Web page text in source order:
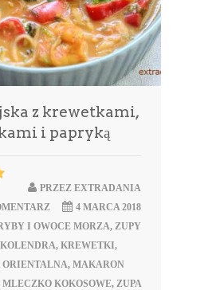
z krewetkami,
i papryką
PRZEZ EXTRADANIA
4 MARCA 2018
I OWOCE MORZA, ZUPY
KOLENDRA, KREWETKI,
, MAKARON
MLECZKO KOKOSOWE, ZUPA